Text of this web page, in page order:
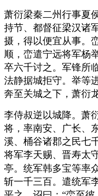
萧衍梁秦二州行事夏
持节、都督征梁汉诸
摄，得以便宜从事。
顺，峦遣宁远将军杨
卒六千讨之。军锋所
法静据城拒守。举等
奔至关城之下，萧衍
李侍叔逆以城降。萧
将，率南安、广长、
溪、桶谷诸郡之民七
将军李天赐、晋寿太
亭。统军韩多宝等率
斩一千三百。遣统军